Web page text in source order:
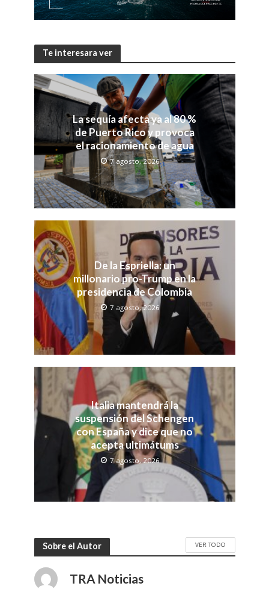
Te interesara ver
La sequía afecta ya al 80 %
de Puerto Rico y provoca
el racionamiento de agua
7 agosto, 2026
De la Espriella: un
millonario pro-Trump en la
presidencia de Colombia
7 agosto, 2026
Italia mantendrá la
suspensión del Schengen
con España y dice que no
acepta ultimátums
7 agosto, 2026
Sobre el Autor VER TODO
TRA Noticias